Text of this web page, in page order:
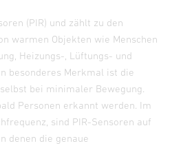
(PIR) und zählt zu den
warmen Objekten wie Menschen
Heizungs-, Lüftungs- und
besonderes Merkmal ist die
bei minimaler Bewegung.
Personen erkannt werden. Im
sind PIR-Sensoren auf
denen die genaue